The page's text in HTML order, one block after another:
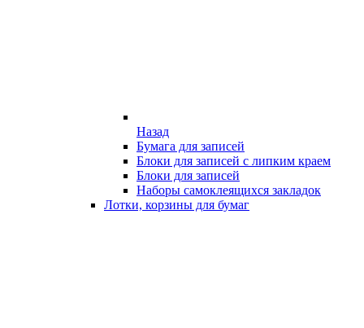
Назад
Бумага для записей
Блоки для записей с липким краем
Блоки для записей
Наборы самоклеящихся закладок
Лотки, корзины для бумаг